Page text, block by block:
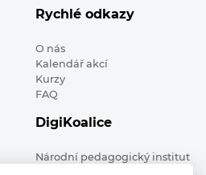
Rychlé odkazy
O nás
Kalendář akcí
Kurzy
FAQ
DigiKoalice
Národní pedagogický institut